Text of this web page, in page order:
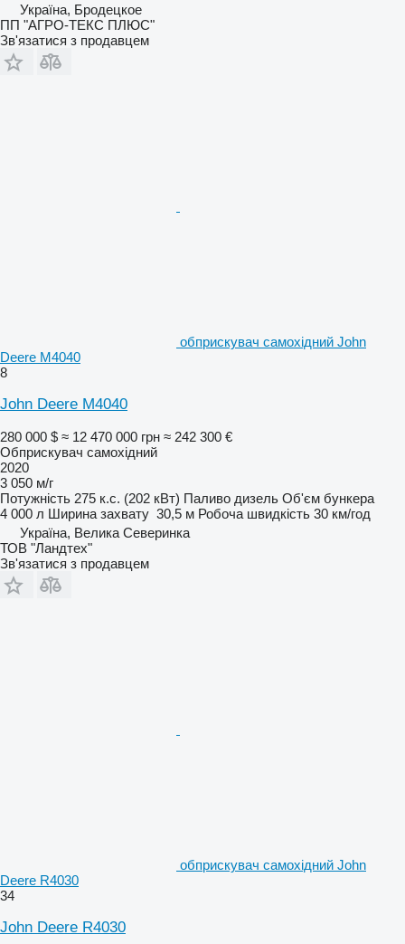
Україна, Бродецкое
ПП "АГРО-ТЕКС ПЛЮС"
Зв'язатися з продавцем
обприскувач самохідний John
Deere M4040
8
John Deere M4040
280 000 $ ≈ 12 470 000 грн ≈ 242 300 €
Обприскувач самохідний
2020
3 050 м/г
Потужність 275 к.с. (202 кВт) Паливо дизель Об'єм бункера
4 000 л Ширина захвату 30,5 м Робоча швидкість 30 км/год
Україна, Велика Северинка
ТОВ "Ландтех"
Зв'язатися з продавцем
обприскувач самохідний John
Deere R4030
34
John Deere R4030